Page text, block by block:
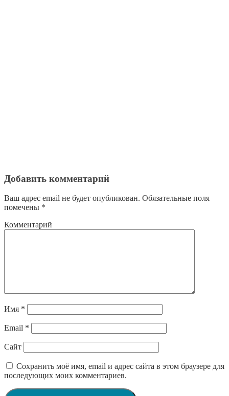
Добавить комментарий
Ваш адрес email не будет опубликован. Обязательные поля
помечены *
Комментарий
Имя *
Email *
Сайт
Сохранить моё имя, email и адрес сайта в этом браузере для
последующих моих комментариев.